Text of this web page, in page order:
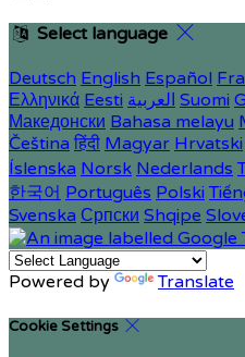
Select language
Deutsch English Español
Ελληνικά Eesti العربية Suomi
Македонски Bahasa melayu
Čeština हिंदी Magyar Hrvatski
Íslenska Norsk Nederlands
한국어 Português Polski
Svenska Српски Shqipe
Powered by Translate
Cookie Settings